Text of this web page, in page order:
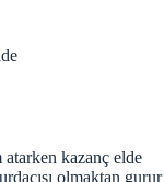
atarken kazanç elde
olmaktan gurur